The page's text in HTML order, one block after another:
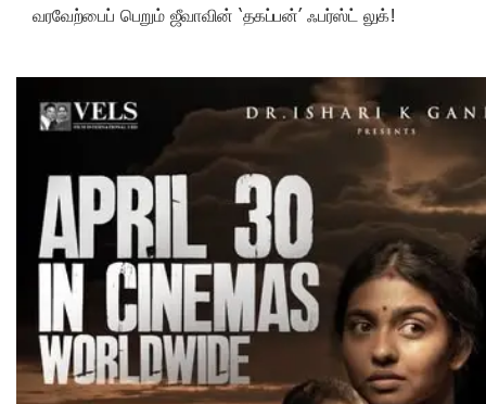
வரவேற்பைப் பெறும் ஜீவாவின் ‘தகப்பன்’ ஃபர்ஸ்ட் லுக்!